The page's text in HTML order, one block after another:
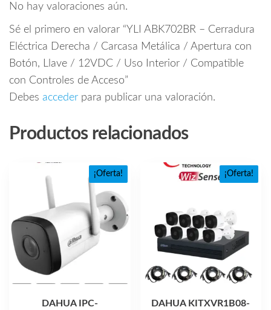
No hay valoraciones aún.
Sé el primero en valorar “YLI ABK702BR – Cerradura
Eléctrica Derecha / Carcasa Metálica / Apertura con
Botón, Llave / 12VDC / Uso Interior / Compatible
con Controles de Acceso”
Debes acceder para publicar una valoración.
Productos relacionados
¡Oferta!
DAHUA IPC-
¡Oferta!
DAHUA KITXVR1B08-